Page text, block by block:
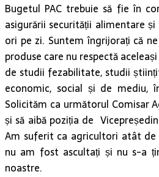
Bugetul PAC trebuie să fie în
asigurării securității alimentare
ori pe zi. Suntem îngrijorați că
produse care nu respectă
de studii fezabilitate, studii
economic, social și de mediu,
Solicităm ca următorul Comisar
și să aibă poziția de
Am suferit ca agricultori atât
nu am fost ascultați și nu s-a
noastre.